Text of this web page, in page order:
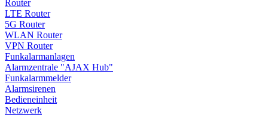
Router
LTE Router
5G Router
WLAN Router
VPN Router
Funkalarmanlagen
Alarmzentrale "AJAX Hub"
Funkalarmmelder
Alarmsirenen
Bedieneinheit
Netzwerk